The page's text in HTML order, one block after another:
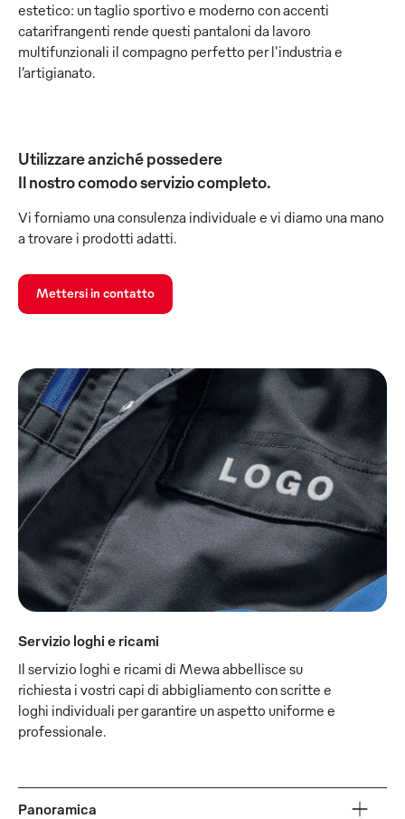
estetico: un taglio sportivo e moderno con accenti
catarifrangenti rende questi pantaloni da lavoro
multifunzionali il compagno perfetto per l'industria e
l’artigianato.
Utilizzare anziché possedere
Il nostro comodo servizio completo.
Vi forniamo una consulenza individuale e vi diamo una mano
a trovare i prodotti adatti.
Mettersi in contatto
Servizio loghi e ricami
Il servizio loghi e ricami di Mewa abbellisce su
richiesta i vostri capi di abbigliamento con scritte e
loghi individuali per garantire un aspetto uniforme e
professionale.
Panoramica